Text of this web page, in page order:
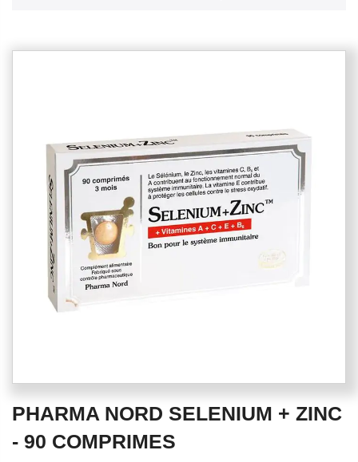
to
beginning
PHARMA NORD SELENIUM + ZINC
- 90 COMPRIMES